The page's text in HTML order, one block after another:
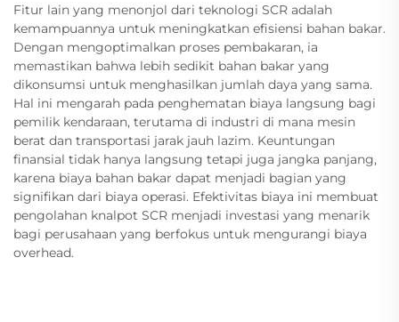
Fitur lain yang menonjol dari teknologi SCR adalah
kemampuannya untuk meningkatkan efisiensi bahan bakar.
Dengan mengoptimalkan proses pembakaran, ia
memastikan bahwa lebih sedikit bahan bakar yang
dikonsumsi untuk menghasilkan jumlah daya yang sama.
Hal ini mengarah pada penghematan biaya langsung bagi
pemilik kendaraan, terutama di industri di mana mesin
berat dan transportasi jarak jauh lazim. Keuntungan
finansial tidak hanya langsung tetapi juga jangka panjang,
karena biaya bahan bakar dapat menjadi bagian yang
signifikan dari biaya operasi. Efektivitas biaya ini membuat
pengolahan knalpot SCR menjadi investasi yang menarik
bagi perusahaan yang berfokus untuk mengurangi biaya
overhead.